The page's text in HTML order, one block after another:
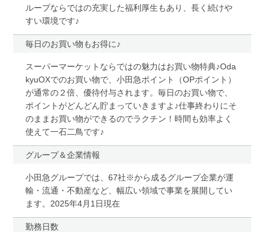
ループならではの充実した福利厚生もあり、長く続けや
すい環境です♪
毎日のお買い物もお得に♪
スーパーマーケットならではの魅力はお買い物特典♪Oda
kyuOXでのお買い物で、小田急ポイント（OPポイント）
が通常の２倍、優待付与されます。毎日のお買い物で、
ポイントがどんどん貯まっていきますよ♪仕事終わりにそ
のままお買い物ができるのでラクチン！時間も効率よく
使えて一石二鳥です♪
グループ＆企業情報
小田急グループでは、67社※から成るグループ企業が運
輸・流通・不動産など、幅広い領域で事業を展開してい
ます。2025年4月1日現在
勤務日数